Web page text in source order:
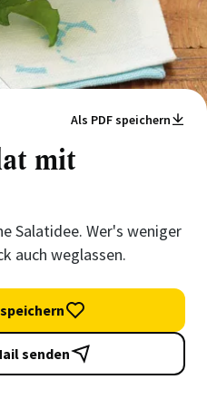
Als PDF speichern
mit
Salatidee. Wer's weniger
auch weglassen.
senden